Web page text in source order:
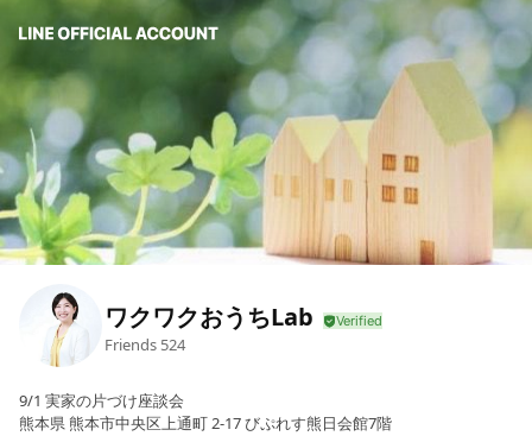
ワクワクおうちLab
Friends 524
9/1 実家の片づけ座談会
熊本県 熊本市中央区上通町 2-17 びぷれす熊日会館7階